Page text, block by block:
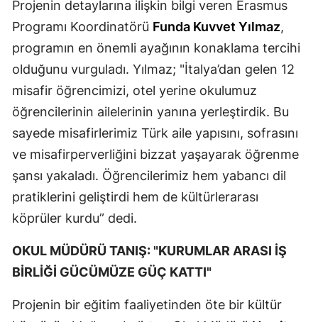
Iğdır
Yalova
Karabük
Kilis
Osmaniye
Düzce
Projenin detaylarına ilişkin bilgi veren Erasmus
Programı Koordinatörü Funda Kuvvet Yılmaz,
programın en önemli ayağının konaklama tercihi
olduğunu vurguladı. Yılmaz; "İtalya’dan gelen 12
misafir öğrencimizi, otel yerine okulumuz
öğrencilerinin ailelerinin yanına yerleştirdik. Bu
sayede misafirlerimiz Türk aile yapısını, sofrasını
ve misafirperverliğini bizzat yaşayarak öğrenme
şansı yakaladı. Öğrencilerimiz hem yabancı dil
pratiklerini geliştirdi hem de kültürlerarası
köprüler kurdu” dedi.
OKUL MÜDÜRÜ TANIŞ: "KURUMLAR ARASI İŞ
BİRLİĞİ GÜCÜMÜZE GÜÇ KATTI"
Projenin bir eğitim faaliyetinden öte bir kültür